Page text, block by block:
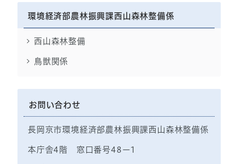
環境経済部農林振興課西山森林整備係
西山森林整備
鳥獣関係
お問い合わせ
長岡京市環境経済部農林振興課西山森林整備係
本庁舎4階 窓口番号48ー1